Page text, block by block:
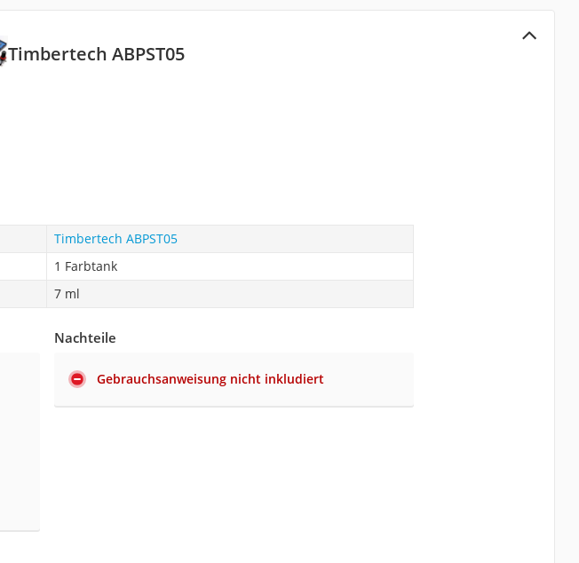
Timbertech ABPST05
Timbertech ABPST05
1 Farbtank
7 ml
Nachteile
Gebrauchsanweisung nicht inkludiert